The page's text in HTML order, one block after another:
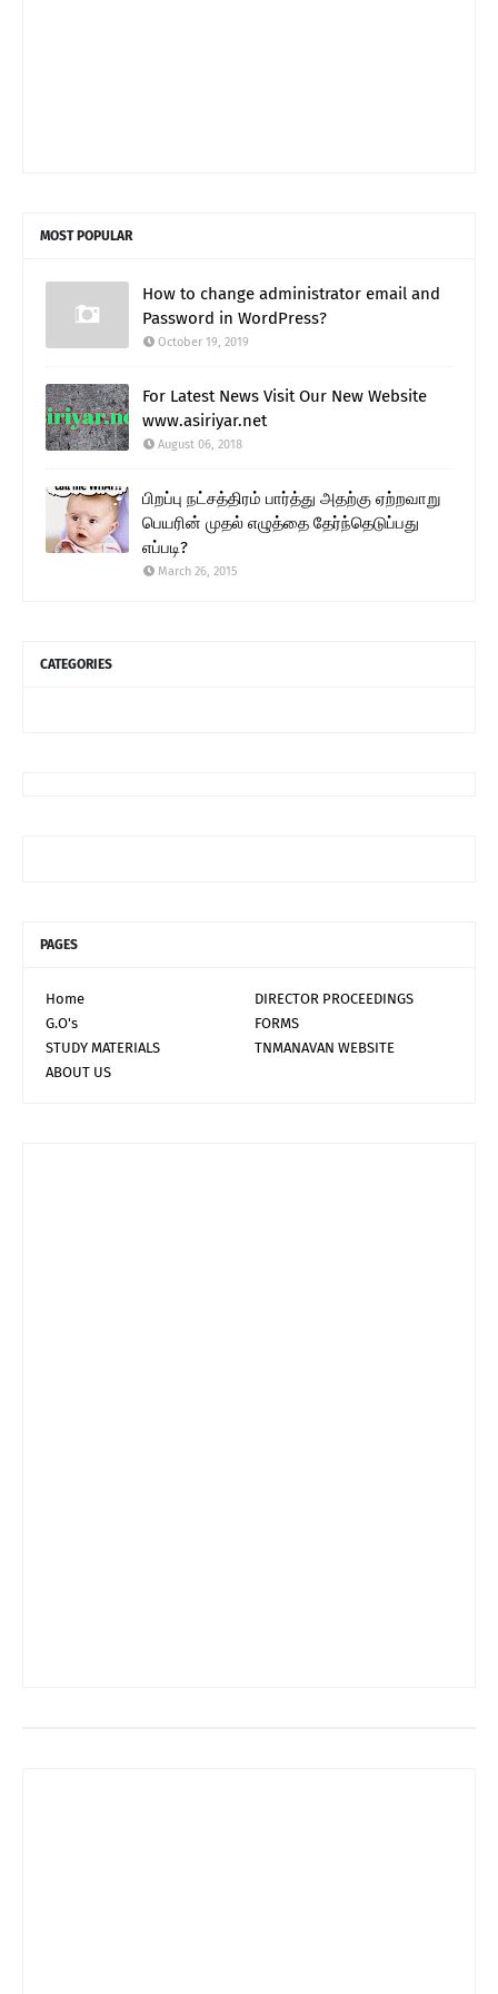
MOST POPULAR
How to change administrator email and
Password in WordPress?
October 19, 2019
For Latest News Visit Our New Website
www.asiriyar.net
August 06, 2018
பிறப்பு நட்சத்திரம் பார்த்து அதற்கு ஏற்றவாறு
பெயரின் முதல் எழுத்தை தேர்ந்தெடுப்பது
எப்படி?
March 26, 2015
CATEGORIES
PAGES
Home
DIRECTOR PROCEEDINGS
G.O's
FORMS
STUDY MATERIALS
TNMANAVAN WEBSITE
ABOUT US